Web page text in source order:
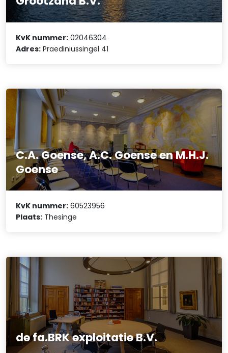
KvK nummer: 02046304
Adres: Praediniussingel 41
C.A. Goense, A.C. Goense en M.H.J.
Goense
KvK nummer: 60523956
Plaats: Thesinge
de fa.BRK exploitatie B.V.